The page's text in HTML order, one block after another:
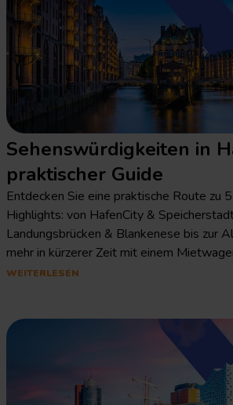
Sehenswürdigkeiten in
praktischer Guide
Entdecken Sie eine praktische Route zu
Highlights: von HafenCity &
Landungsbrücken & Blankenese bis zur
mehr in kürzerer Zeit mit einem
WEITERLESEN